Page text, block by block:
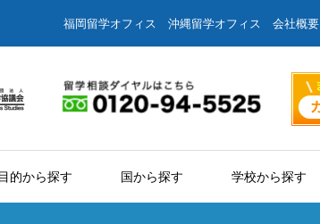
福岡留学オフィス 沖縄留学オフィス 会社概要
目的から探す 国から探す 学校から探す